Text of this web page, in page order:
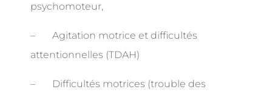
psychomoteur,
– Agitation motrice et difficultés
attentionnelles (TDAH)
– Difficultés motrices (trouble des